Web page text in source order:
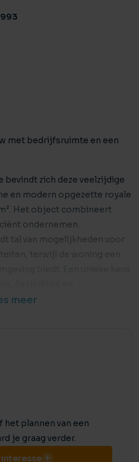
met bedrijfsruimte en een
zich deze veelzijdige
en modern opgezette royale
Het object combineert
ondernemen.
tal van mogelijkheden voor
uitvalswegen die snelle
steden zoals
en het landelijke wegennet.
is de locatie goed
een treinstation op
zoals winkels, horeca
binnen handbereik. Dit
meer
plannen van een
je graag verder.
interesse